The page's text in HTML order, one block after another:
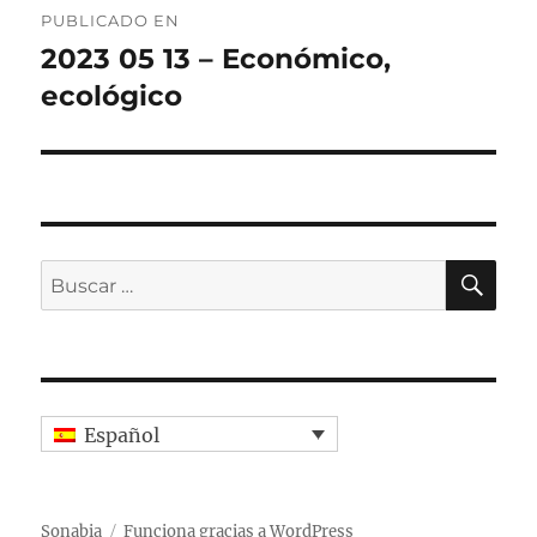
de
entradas
PUBLICADO EN
2023 05 13 – Económico,
ecológico
Buscar
por:
Español
Sonabia Funciona gracias a WordPress